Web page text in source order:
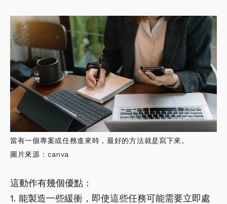
當有一個專案或任務進來時，最好的方法就是寫下來。
圖片來源：canva
這動作有幾個優點：
1. 能製造一些緩衝，即使這些任務可能需要立即處